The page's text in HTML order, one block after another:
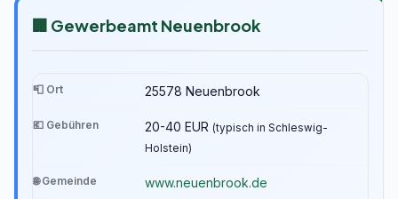
🏢 Gewerbeamt Neuenbrook
📮 Ort 25578 Neuenbrook
💶 Gebühren 20-40 EUR (typisch in Schleswig-
Holstein)
🌐 Gemeinde www.neuenbrook.de